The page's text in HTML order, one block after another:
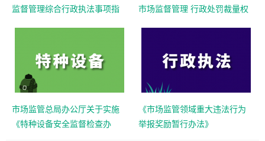
监督管理综合行政执法事项指
市场监督管理 行政处罚裁量权
市场监管总局办公厅关于实施
《特种设备安全监督检查办
《市场监管领域重大违法行为
举报奖励暂行办法》